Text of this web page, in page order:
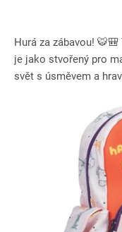
Hurá za zábavou!
je jako stvořený pro
svět s úsměvem a